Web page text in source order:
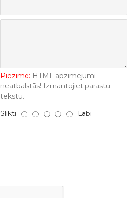
Piezīme: HTML apzīmējumi
neatbalstās! Izmantojiet parastu
tekstu.
Slikti Labi